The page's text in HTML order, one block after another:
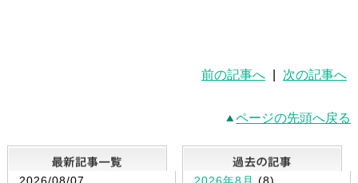
前の記事へ 次の記事へ
ページの先頭へ戻る
最新記事一覧